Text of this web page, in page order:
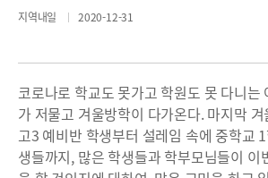
지역내일 2020-12-31
코로나로 학교도 못가고 학원도 못 다니는
가 저물고 겨울방학이 다가온다. 마지막
고3 예비반 학생부터 설레임 속에 중학교
생들까지, 많은 학생들과 학부모님들이 이